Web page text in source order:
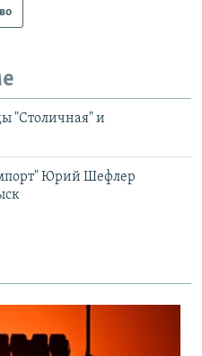
"Столичная" и
Юрий Шефлер